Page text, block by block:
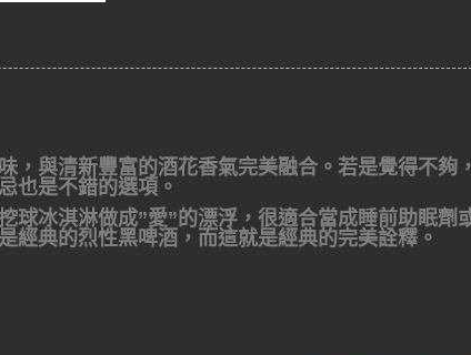
，與清新豐富的酒花香氣完美融合。若是覺得不夠
也是不錯的選項。
球冰淇淋做成”愛”的漂浮，很適合當成睡前助眠劑
經典的烈性黑啤酒，而這就是經典的完美詮釋。